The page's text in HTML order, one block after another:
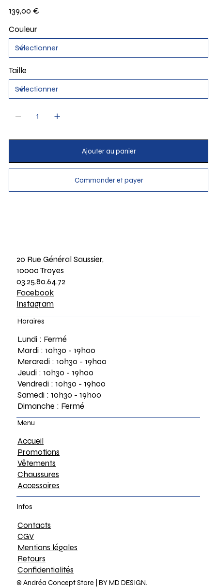
139,00 €
Couleur
Taille
Ajouter au panier
Commander et payer
20 Rue Général Saussier,
10000 Troyes
03.25.80.64.72
Facebook
Instagram
Horaires
Lundi : Fermé
Mardi : 10h30 - 19h00
Mercredi : 10h30 - 19h00
Jeudi : 10h30 - 19h00
Vendredi : 10h30 - 19h00
Samedi : 10h30 - 19h00
Dimanche : Fermé
Menu
Accueil
Promotions
Vêtements
Chaussures
Accessoires
Infos
Contacts
CGV
Mentions légales
Retours
Confidentialités
© Andréa Concept Store |BY MD DESIGN.